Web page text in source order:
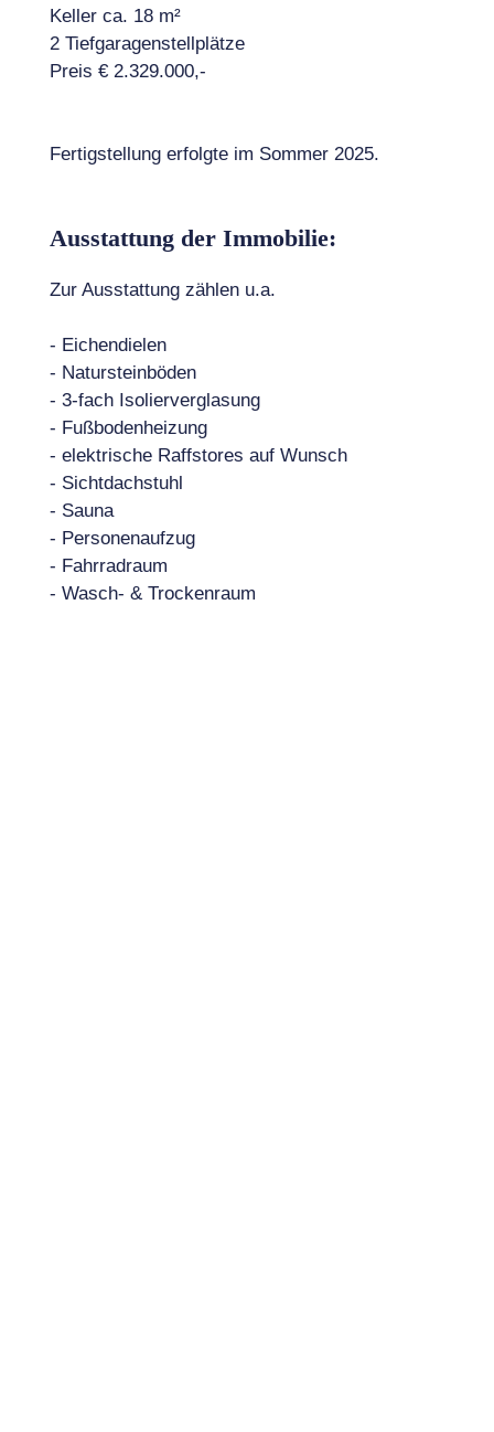
Keller ca. 18 m²
2 Tiefgaragenstellplätze
Preis € 2.329.000,-
Fertigstellung erfolgte im Sommer 2025.
Ausstattung der Immobilie:
Zur Ausstattung zählen u.a.
- Eichendielen
- Natursteinböden
- 3-fach Isolierverglasung
- Fußbodenheizung
- elektrische Raffstores auf Wunsch
- Sichtdachstuhl
- Sauna
- Personenaufzug
- Fahrradraum
- Wasch- & Trockenraum